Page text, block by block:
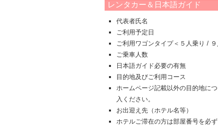
レンタカー＆日本語ガイド
代表者氏名
ご利用予定日
ご利用ワゴンタイプ＜５人乗り /
ご乗車人数
日本語ガイド必要の有無
目的地及びご利用コース
ホームページ記載以外の目的地に
入ください。
お出迎え先（ホテル名等）
ホテルご滞在の方は部屋番号を必